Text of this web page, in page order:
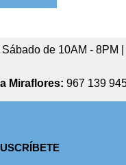
Sábado de 10AM - 8PM
Miraflores: 967 139